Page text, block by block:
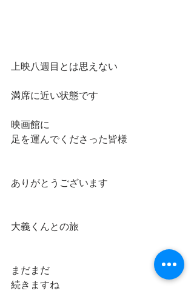
上映八週目とは思えない
満席に近い状態です
映画館に
足を運んでくださった皆様
ありがとうございます
大義くんとの旅
まだまだ
続きますね